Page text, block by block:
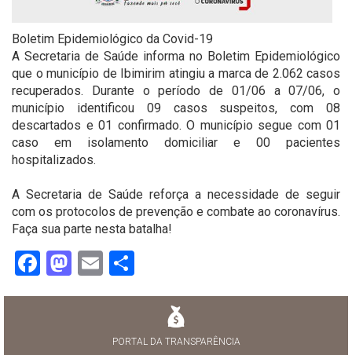
Boletim Epidemiológico da Covid-19
A Secretaria de Saúde informa no Boletim Epidemiológico
que o município de Ibimirim atingiu a marca de 2.062 casos
recuperados. Durante o período de 01/06 a 07/06, o
município identificou 09 casos suspeitos, com 08
descartados e 01 confirmado. O município segue com 01
caso em isolamento domiciliar e 00 pacientes
hospitalizados.
A Secretaria de Saúde reforça a necessidade de seguir
com os protocolos de prevenção e combate ao coronavírus.
Faça sua parte nesta batalha!
Facebook
Mastodon
Email
PORTAL DA TRANSPARÊNCIA